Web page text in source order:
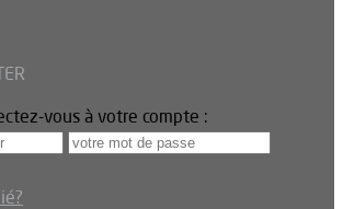
vous à votre compte :